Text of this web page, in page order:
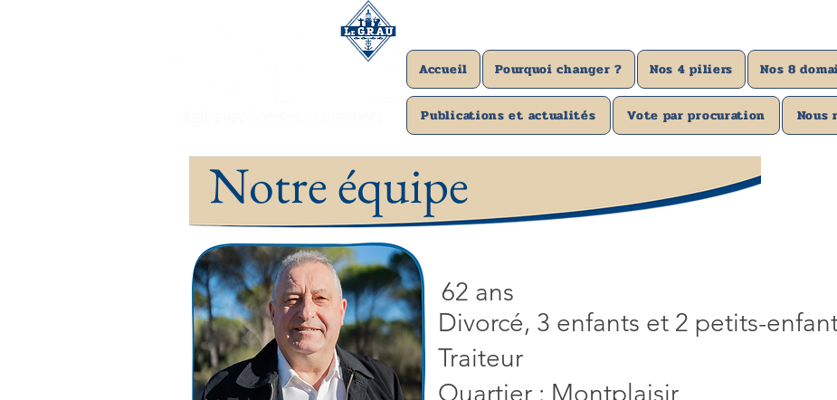
Accueil Pourquoi changer ? Nos 4 piliers Nos 8
Publications et actualités Vote par procuration Nous
Notre équipe
62 ans
Divorcé, 3 enfants et 2 petits-
Traiteur
Quartier : Montplaisir